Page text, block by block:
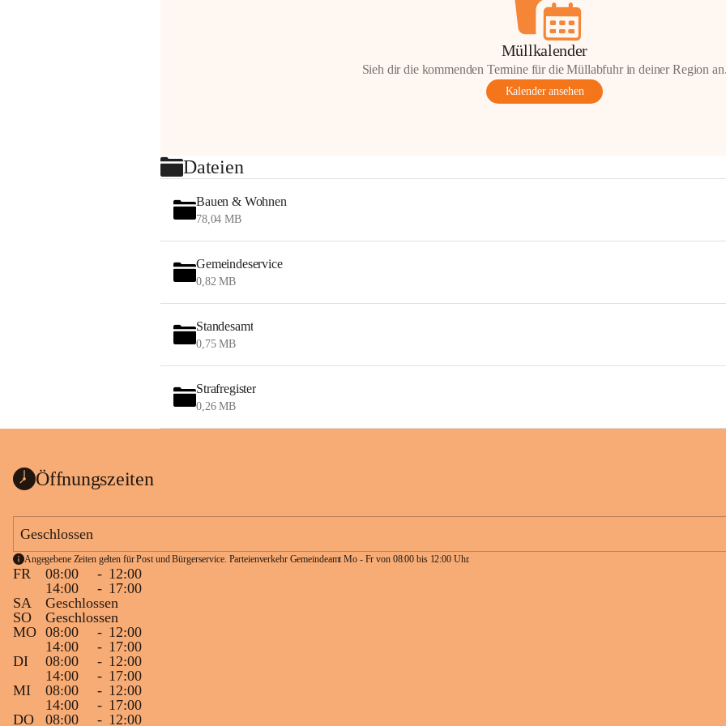
Müllkalender
Sieh dir die kommenden Termine für die Müllabfuhr in deiner Region
Kalender ansehen
Dateien
Bauen & Wohnen
78,04 MB
Gemeindeservice
0,82 MB
Standesamt
0,75 MB
Strafregister
0,26 MB
Öffnungszeiten
Geschlossen
Angegebene Zeiten gelten für Post und Bürgerservice. Parteienverkehr Gemeindeamt Mo - Fr von 08:00 bis 12:00 Uhr.
FR 08:00 - 12:00
14:00
- 17:00
SA
Geschlossen
SO
Geschlossen
MO 08:00 - 12:00
14:00
- 17:00
DI
08:00 - 12:00
14:00
- 17:00
MI
08:00 - 12:00
14:00
- 17:00
DO
08:00 - 12:00